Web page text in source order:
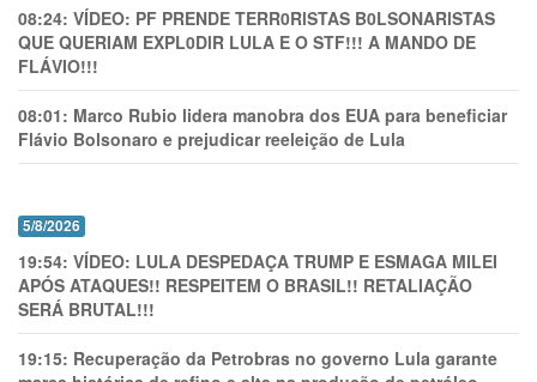
08:24: VÍDEO: PF PRENDE TERR0RlSTAS B0LSONARlSTAS
QUE QUERIAM EXPL0DlR LULA E O STF!!! A MANDO DE
FLÁVIO!!!
08:01: Marco Rubio lidera manobra dos EUA para beneficiar
Flávio Bolsonaro e prejudicar reeleição de Lula
5/8/2026
19:54: VÍDEO: LULA DESPEDAÇA TRUMP E ESMAGA MILEI
APÓS ATAQUES!! RESPEITEM O BRASIL!! RETALIAÇÃO
SERÁ BRUTAL!!!
19:15: Recuperação da Petrobras no governo Lula garante